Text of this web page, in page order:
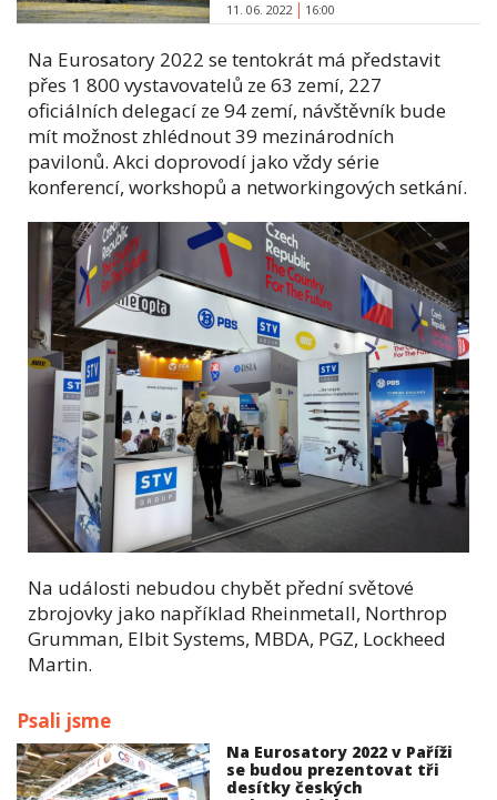
11. 06. 2022 16:00
Na Eurosatory 2022 se tentokrát má představit
přes 1 800 vystavovatelů ze 63 zemí, 227
oficiálních delegací ze 94 zemí, návštěvník bude
mít možnost zhlédnout 39 mezinárodních
pavilonů. Akci doprovodí jako vždy série
konferencí, workshopů a networkingových setkání.
Na události nebudou chybět přední světové
zbrojovky jako například Rheinmetall, Northrop
Grumman, Elbit Systems, MBDA, PGZ, Lockheed
Martin.
Psali jsme
Na Eurosatory 2022 v Paříži
se budou prezentovat tři
desítky českých